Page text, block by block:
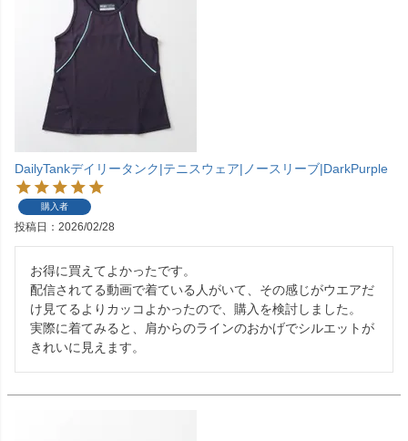
DailyTankデイリータンク|テニスウェア|ノースリーブ|DarkPurple
購入者
投稿日 2026/02/28
お得に買えてよかったです。
配信されてる動画で着ている人がいて、その感じがウエアだ
け見てるよりカッコよかったので、購入を検討しました。
実際に着てみると、肩からのラインのおかげでシルエットが
きれいに見えます。